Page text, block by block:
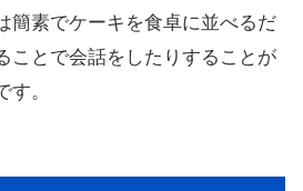
簡素でケーキを食卓に並べるだ
ことで会話をしたりすることが
。